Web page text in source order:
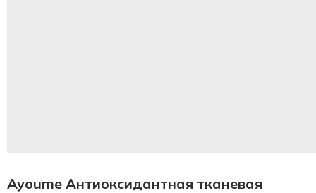
Ayoume Антиоксидантная тканевая